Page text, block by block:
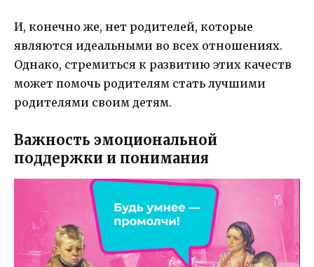
И, конечно же, нет родителей, которые
являются идеальными во всех отношениях.
Однако, стремиться к развитию этих качеств
может помочь родителям стать лучшими
родителями своим детям.
Важность эмоциональной
поддержки и понимания